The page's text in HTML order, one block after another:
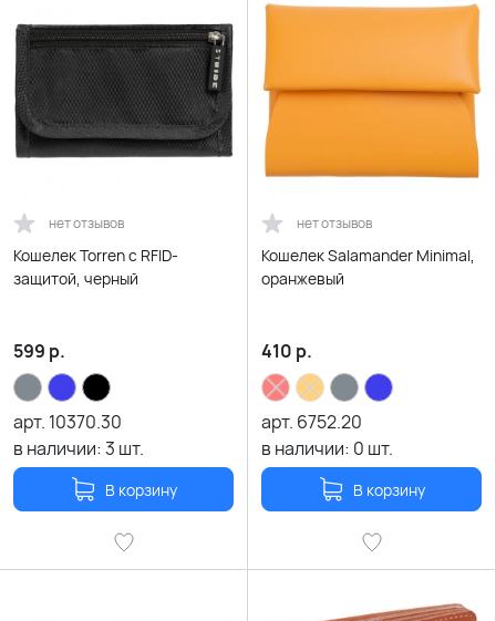
нет отзывов
Кошелек Torren с RFID-
защитой, черный
599 р.
арт. 10370.30
в наличии:3 шт.
В корзину
нет отзывов
Кошелек Salamander Minimal,
оранжевый
410 р.
арт. 6752.20
в наличии: 0 шт.
В корзину